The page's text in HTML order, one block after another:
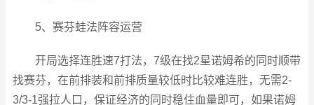
5、赛芬蛙法阵容运营
开局选择连胜速7打法，7级在找2星诺姆希的同时顺带
找赛芬，在前排装和前排质量较低时比较难连胜，无需2-
3/3-1强拉人口，保证经济的同时稳住血量即可，如果诺姆